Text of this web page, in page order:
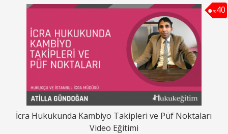
%40
İcra Hukukunda Kambiyo Takipleri ve Püf Noktaları
Video Eğitimi